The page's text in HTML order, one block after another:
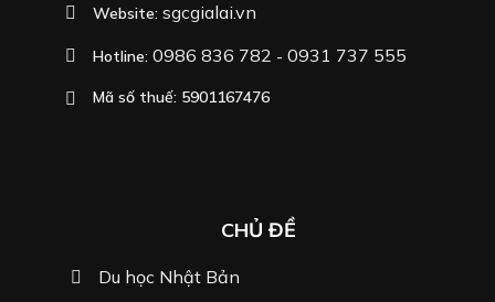
Website: sgcgialai.vn
Hotline: 0986 836 782 - 0931 737 555
Mã số thuế: 5901167476
CHỦ ĐỀ
Du học Nhật Bản